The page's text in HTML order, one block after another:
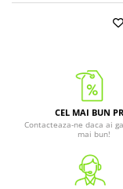
CEL MAI BUN
Contacteaza-ne daca ai
mai bun!